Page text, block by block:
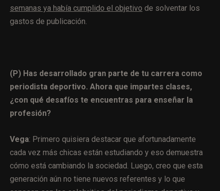
semanas ya había cumplido el objetivo de solventar los
gastos de publicación.
(P) Has desarrollado gran parte de tu carrera como
periodista deportivo. Ahora que impartes clases,
¿con qué desafíos te encuentras para enseñar la
profesión?
Vega: Primero quisiera destacar que afortunadamente
cada vez más chicas están estudiando y eso demuestra
cómo está cambiando la sociedad. Luego, creo que esta
generación aún no tiene nuevos referentes y lo que